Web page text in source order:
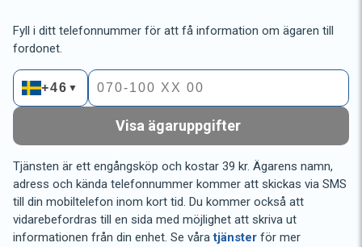
Fyll i ditt telefonnummer för att få information om ägaren till
fordonet.
+46 ▼
Visa ägaruppgifter
Tjänsten är ett engångsköp och kostar 39 kr. Ägarens namn,
adress och kända telefonnummer kommer att skickas via SMS
till din mobiltelefon inom kort tid. Du kommer också att
vidarebefordras till en sida med möjlighet att skriva ut
informationen från din enhet. Se våratjänster för mer